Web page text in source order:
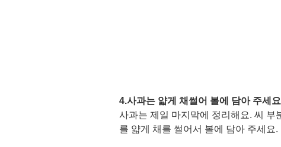
4.사과는 얇게 채썰어 볼에 담아 주세
사과는 제일 마지막에 정리해요. 씨 부
를 얇게 채를 썰어서 볼에 담아 주세요.